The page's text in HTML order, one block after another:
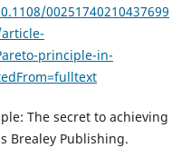
00251740210437699
principle-in-
The secret to achieving
Brealey Publishing.